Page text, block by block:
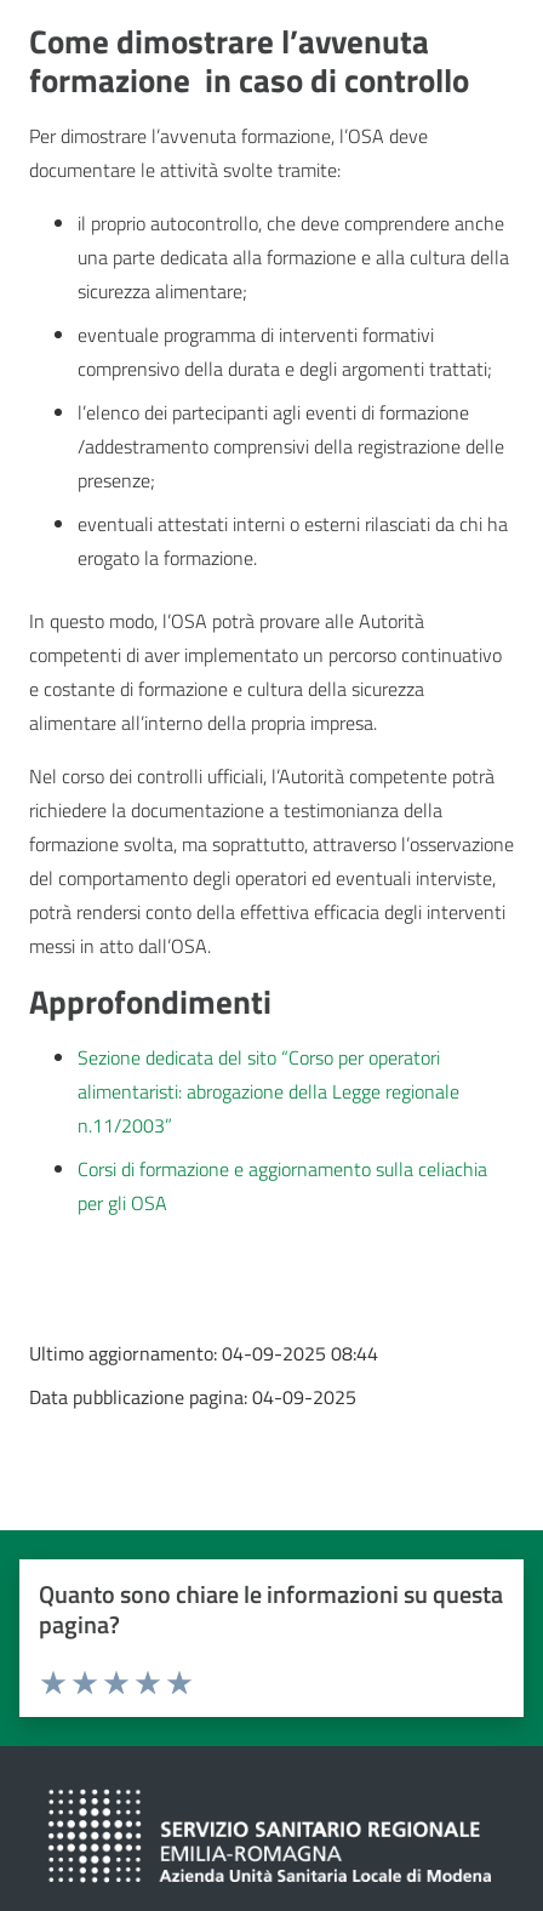
Come dimostrare l’avvenuta
formazione in caso di controllo
Per dimostrare l’avvenuta formazione, l’OSA deve
documentare le attività svolte tramite:
il proprio autocontrollo, che deve comprendere anche
una parte dedicata alla formazione e alla cultura della
sicurezza alimentare;
eventuale programma di interventi formativi
comprensivo della durata e degli argomenti trattati;
l’elenco dei partecipanti agli eventi di formazione
/addestramento comprensivi della registrazione delle
presenze;
eventuali attestati interni o esterni rilasciati da chi ha
erogato la formazione.
In questo modo, l’OSA potrà provare alle Autorità
competenti di aver implementato un percorso continuativo
e costante di formazione e cultura della sicurezza
alimentare all’interno della propria impresa.
Nel corso dei controlli ufficiali, l’Autorità competente potrà
richiedere la documentazione a testimonianza della
formazione svolta, ma soprattutto, attraverso l’osservazione
del comportamento degli operatori ed eventuali interviste,
potrà rendersi conto della effettiva efficacia degli interventi
messi in atto dall’OSA.
Approfondimenti
Sezione dedicata del sito “Corso per operatori
alimentaristi: abrogazione della Legge regionale
n.11/2003”
Corsi di formazione e aggiornamento sulla celiachia
per gli OSA
Ultimo aggiornamento:04-09-2025 08:44
Data pubblicazione pagina:04-09-2025
Quanto sono chiare le informazioni su questa
pagina?
Valuta da 1 a 5 stelle
Valuta 5 stelle su 5
Valuta 4 stelle su 5
Valuta 3 stelle su 5
Valuta 2 stelle su 5
Valuta 1 stelle su 5